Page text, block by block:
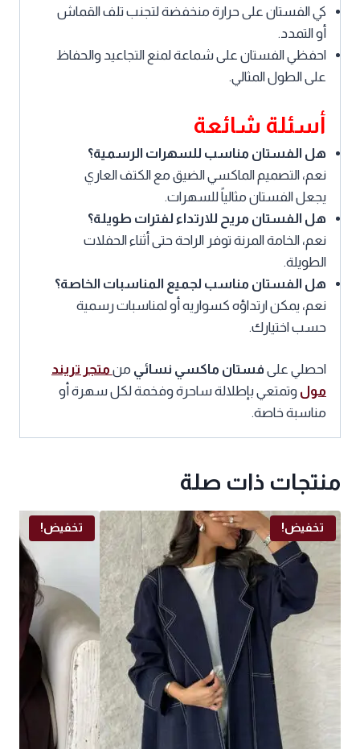
كي الفستان على حرارة منخفضة لتجنب تلف القماش
أو التمدد.
احفظي الفستان على شماعة لمنع التجاعيد والحفاظ
على الطول المثالي.
أسئلة شائعة
هل الفستان مناسب للسهرات الرسمية؟
نعم، التصميم الماكسي الضيق مع الكتف العاري
يجعل الفستان مثالياً للسهرات.
هل الفستان مريح للارتداء لفترات طويلة؟
نعم، الخامة المرنة توفر الراحة حتى أثناء الحفلات
الطويلة.
هل الفستان مناسب لجميع المناسبات الخاصة؟
نعم، يمكن ارتداؤه كسواريه أو لمناسبات رسمية
حسب اختيارك.
احصلي على فستان ماكسي نسائي من متجر تريند
مول وتمتعي بإطلالة ساحرة وفخمة لكل سهرة أو
مناسبة خاصة.
منتجات ذات صلة
تخفيض! تخفيض!